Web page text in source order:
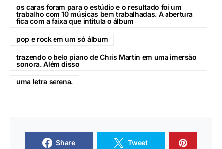
os caras foram para o estúdio e o resultado foi um
trabalho com 10 músicas bem trabalhadas. A abertura
fica com a faixa que intitula o álbum
pop e rock em um só álbum
trazendo o belo piano de Chris Martin em uma imersão
sonora. Além disso
uma letra serena.
Share Tweet